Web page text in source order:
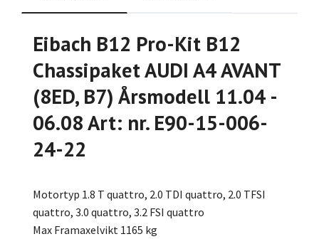
Eibach B12 Pro-Kit B12
Chassipaket AUDI A4 AVANT
(8ED, B7) Årsmodell 11.04 -
06.08 Art: nr. E90-15-006-
24-22
Motortyp 1.8 T quattro, 2.0 TDI quattro, 2.0 TFSI
quattro, 3.0 quattro, 3.2 FSI quattro
Max Framaxelvikt 1165 kg